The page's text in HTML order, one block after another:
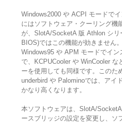
Windows2000 や ACPI モードで
にはソフトウェア・クーリング機
が、SlotA/SocketA 版 Athlon シ
BIOS)ではこの機能が効きません。
Windows95 や APM モードでイン
で、KCPUCooler や WinCooler な
ーを使用しても同様です。このた
underbird や Palominoでは、アイ
かなり高くなります。
本ソフトウェアは、SlotA/
ースブリッジの設定を変更し、ソ